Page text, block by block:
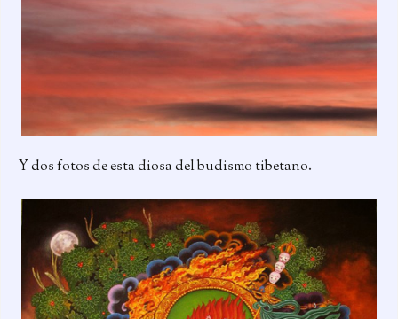
Y dos fotos de esta diosa del budismo tibetano.